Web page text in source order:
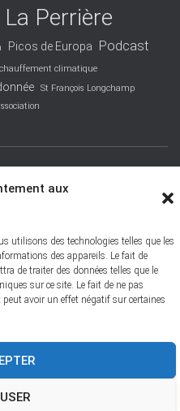
aux
utilisons des technologies telles que les
des appareils. Le fait de
de traiter des données telles que le
sur ce site. Le fait de ne pas
avoir un effet négatif sur certaines
La Perrière
Picos de Europa Podcast
climatique
St François Longchamp
DES DONNÉES PERSONNELLES
parThemeIsle